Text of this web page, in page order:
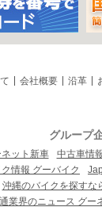
会社概要 沿革
グループ
ット新車 中古車情
情報 グーバイク
沖縄のバイクを探すな
業界のニュース グー